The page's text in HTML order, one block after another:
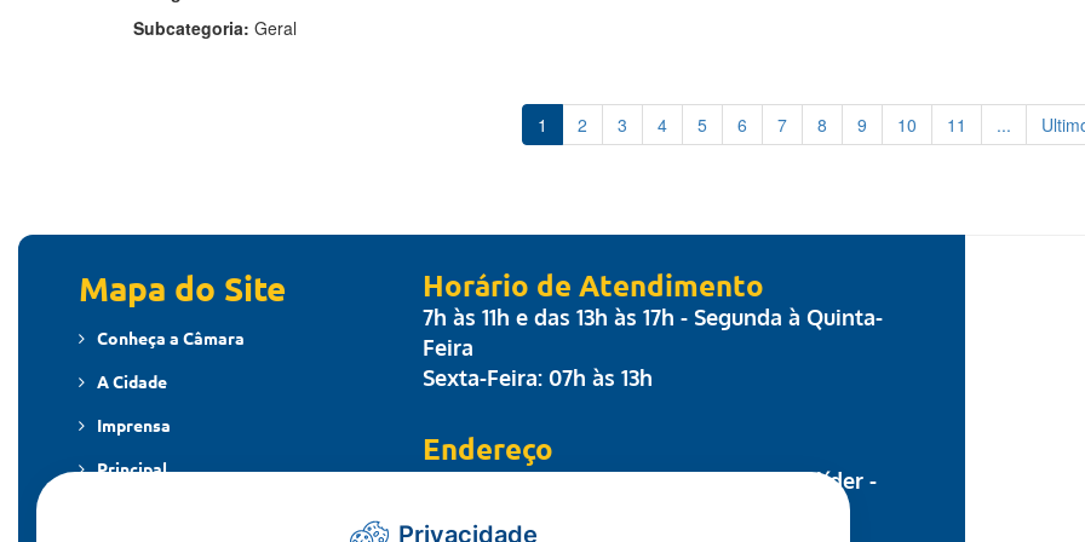
Subcategoria: Geral
1 2 3 4 5 6 7 8 9 10 11 ...
Horário de Atendimento
7h às 11h e das 13h às 17h - Segunda à Quinta-
Feira
Sexta-Feira: 07h às 13h
Endereço
Travessa dos Parecis, nº 17 - Centro Colíder -
Mapa do Site
Conheça a Câmara
A Cidade
Imprensa
Principal
Privacidade